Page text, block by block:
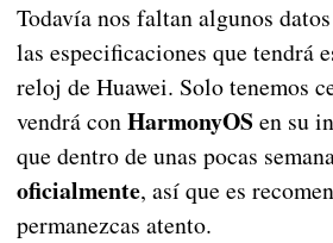
Todavía nos faltan algunos
las especificaciones que tendrá
reloj de Huawei. Solo tenemos
vendrá conHarmonyOS en su
que dentro de unas pocas
oficialmente, así que es
permanezcas atento.